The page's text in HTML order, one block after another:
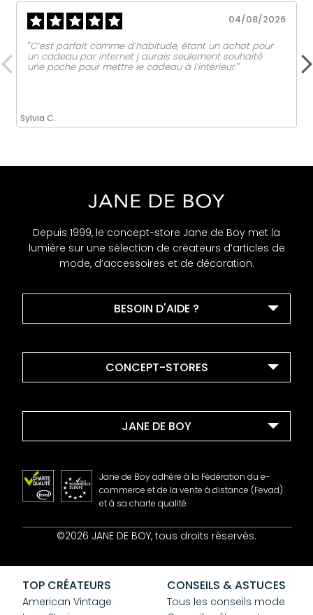
Sylvia C.
04/08/2026
‟C’est parfait comme d’habitude, étant un achat pour
un cadeau par internet j aurais seulement souhaité
une poche pour mettre le cadeau à l’intérieur.ˮ
Depuis 1999, le concept-store Jane de Boy met la
lumière sur une sélection de créateurs d’articles de
mode, d’accessoires et de décoration.
BESOIN D'AIDE ?
CONCEPT-STORES
JANE DE BOY
Contact
CGV
Confidentialité
Cookies
Jane de Boy adhère à la Fédération du e-
commerce et de la vente à distance (Fevad)
et à sa charte qualité.
©2026 JANE DE BOY, tous droits réservés.
TOP CRÉATEURS
American Vintage
CONSEILS & ASTUCES
Tous les conseils mode